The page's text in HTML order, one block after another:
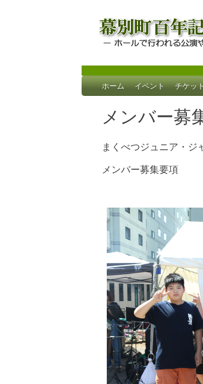
幕別町百年
ホールで行われる公演や講座のご
Skip
to
ホーム イベント チケッ
メンバー募
まくべつジュニア・ジ
メンバー募集要項